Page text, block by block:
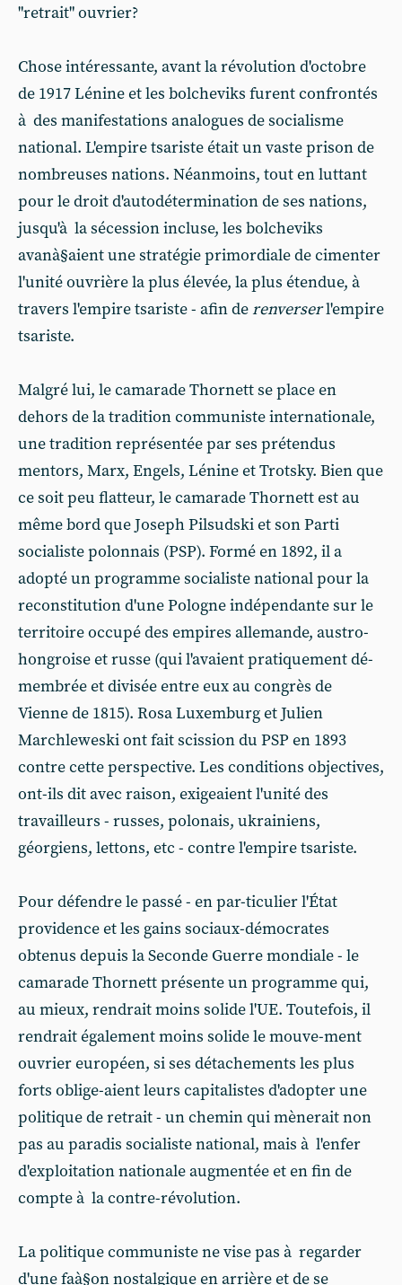
"retrait" ouvrier?
Chose intéressante, avant la révolution d'octobre
de 1917 Lénine et les bolcheviks furent confrontés
à des manifestations analogues de socialisme
national. L'empire tsariste était un vaste prison de
nombreuses nations. Néanmoins, tout en luttant
pour le droit d'autodétermination de ses nations,
jusqu'à la sécession incluse, les bolcheviks
avanà§aient une stratégie primordiale de cimenter
l'unité ouvrière la plus élevée, la plus étendue, à
travers l'empire tsariste - afin derenverserl'empire
tsariste.
Malgré lui, le camarade Thornett se place en
dehors de la tradition communiste internationale,
une tradition représentée par ses prétendus
mentors, Marx, Engels, Lénine et Trotsky. Bien que
ce soit peu flatteur, le camarade Thornett est au
même bord que Joseph Pilsudski et son Parti
socialiste polonnais (PSP). Formé en 1892, il a
adopté un programme socialiste national pour la
reconstitution d'une Pologne indépendante sur le
territoire occupé des empires allemande, austro-
hongroise et russe (qui l'avaient pratiquement dé-
membrée et divisée entre eux au congrès de
Vienne de 1815). Rosa Luxemburg et Julien
Marchleweski ont fait scission du PSP en 1893
contre cette perspective. Les conditions objectives,
ont-ils dit avec raison, exigeaient l'unité des
travailleurs - russes, polonais, ukrainiens,
géorgiens, lettons, etc - contre l'empire tsariste.
Pour défendre le passé - en par-ticulier l'État
providence et les gains sociaux-démocrates
obtenus depuis la Seconde Guerre mondiale - le
camarade Thornett présente un programme qui,
au mieux, rendrait moins solide l'UE. Toutefois, il
rendrait également moins solide le mouve-ment
ouvrier européen, si ses détachements les plus
forts oblige-aient leurs capitalistes d'adopter une
politique de retrait - un chemin qui mènerait non
pas au paradis socialiste national, mais à l'enfer
d'exploitation nationale augmentée et en fin de
compte à la contre-révolution.
La politique communiste ne vise pas à regarder
d'une faà§on nostalgique en arrière et de se